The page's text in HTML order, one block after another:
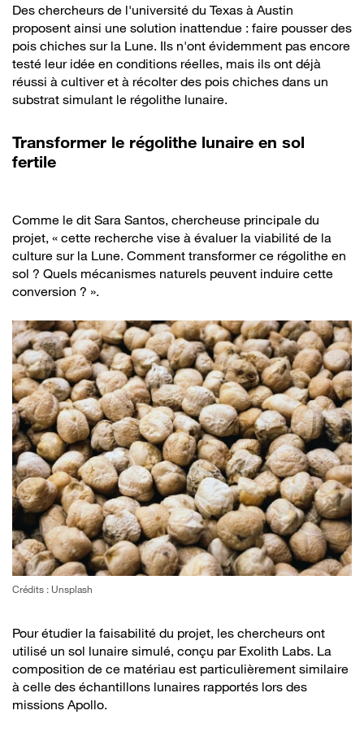
Des chercheurs de l'université du Texas à Austin
proposent ainsi une solution inattendue : faire pousser des
pois chiches sur la Lune. Ils n'ont évidemment pas encore
testé leur idée en conditions réelles, mais ils ont déjà
réussi à cultiver et à récolter des pois chiches dans un
substrat simulant le régolithe lunaire.
Transformer le régolithe lunaire en sol
fertile
Comme le dit Sara Santos, chercheuse principale du
projet, « cette recherche vise à évaluer la viabilité de la
culture sur la Lune. Comment transformer ce régolithe en
sol ? Quels mécanismes naturels peuvent induire cette
conversion ? ».
Crédits : Unsplash
Pour étudier la faisabilité du projet, les chercheurs ont
utilisé un sol lunaire simulé, conçu par Exolith Labs. La
composition de ce matériau est particulièrement similaire
à celle des échantillons lunaires rapportés lors des
missions Apollo.